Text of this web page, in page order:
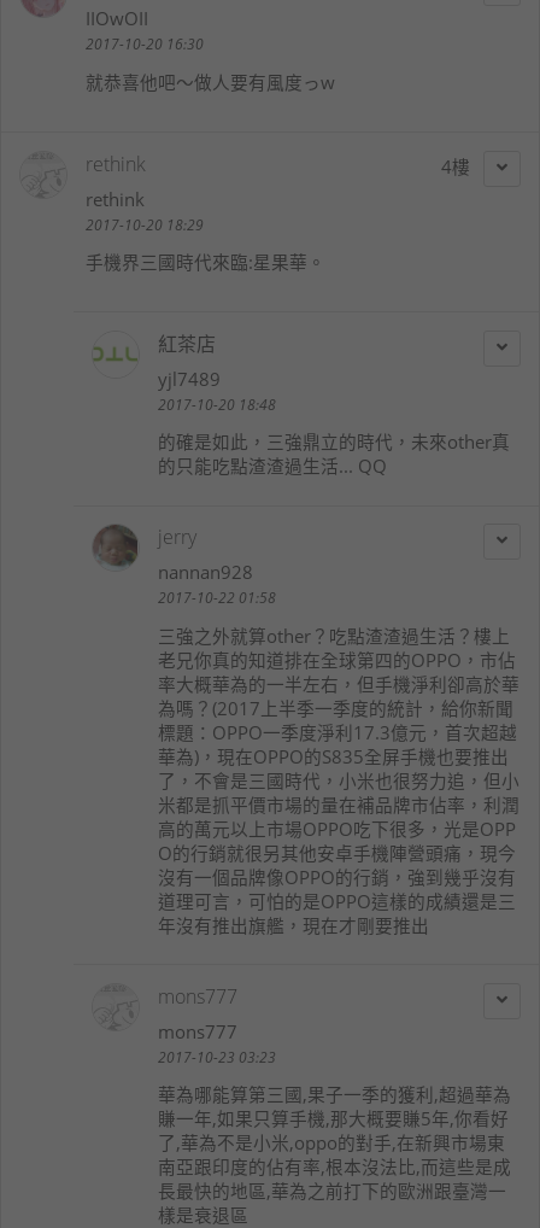
IIOwOII
2017-10-20 16:30
就恭喜他吧～做人要有風度っw
4
rethink
rethink
2017-10-20 18:29
手機界三國時代來臨:星果華。
紅茶店
yjl7489
2017-10-20 18:48
的確是如此，三強鼎立的時代，未來other真
的只能吃點渣渣過生活... QQ
jerry
nannan928
2017-10-22 01:58
三強之外就算other？吃點渣渣過生活？樓上
老兄你真的知道排在全球第四的OPPO，市佔
率大概華為的一半左右，但手機淨利卻高於華
為嗎？(2017上半季一季度的統計，給你新聞
標題：OPPO一季度淨利17.3億元，首次超越
華為)，現在OPPO的S835全屏手機也要推出
了，不會是三國時代，小米也很努力追，但小
米都是抓平價市場的量在補品牌市佔率，利潤
高的萬元以上市場OPPO吃下很多，光是OPP
O的行銷就很另其他安卓手機陣營頭痛，現今
沒有一個品牌像OPPO的行銷，強到幾乎沒有
道理可言，可怕的是OPPO這樣的成績還是三
年沒有推出旗艦，現在才剛要推出
mons777
mons777
2017-10-23 03:23
華為哪能算第三國,果子一季的獲利,超過華為
賺一年,如果只算手機,那大概要賺5年,你看好
了,華為不是小米,oppo的對手,在新興市場東
南亞跟印度的佔有率,根本沒法比,而這些是成
長最快的地區,華為之前打下的歐洲跟臺灣一
樣是衰退區